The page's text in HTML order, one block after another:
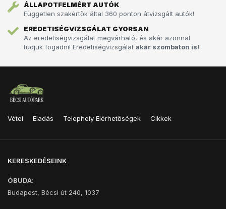
ÁLLAPOTFELMÉRT AUTÓK
Független szakértők által 360 ponton átvizsgált autók!
EREDETISÉGVIZSGÁLAT GYORSAN
Az eredetiségvizsgálat megvárható, és akár azonnal
tudjuk fogadni! Eredetiségvizsgálat akár szombaton is!
Vétel Eladás Telephely Elérhetőségek Cikkek
KERESKEDÉSEINK
ÓBUDA:
Budapest, Bécsi út 240, 1037